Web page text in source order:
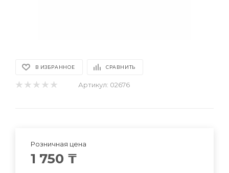
В ИЗБРАННОЕ СРАВНИТЬ
Артикул: 02676
Розничная цена
1 750 ₸